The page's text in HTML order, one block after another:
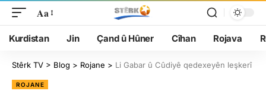
Aa
Kurdistan Jin Çand û Hûner Cîhan Rojava
Stêrk TV > Blog > Rojane > Li Gabar û Cûdiyê qedexeyên leşkerî
ROJANE